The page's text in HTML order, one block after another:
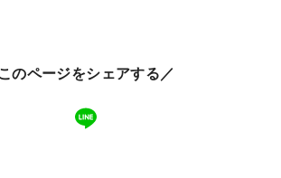
のページをシェアする／